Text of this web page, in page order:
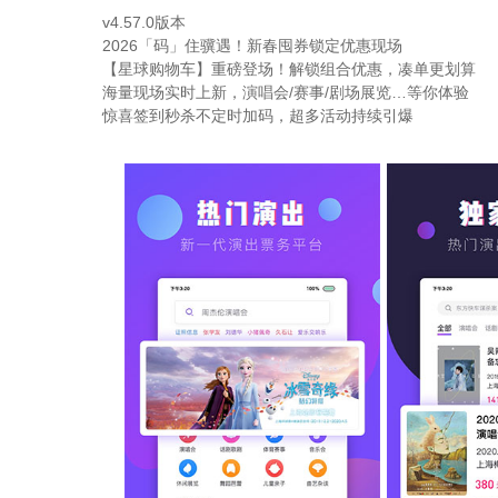
v4.57.0版本
2026「码」住骥遇！新春囤券锁定优惠现场
【星球购物车】重磅登场！解锁组合优惠，凑单更划算
海量现场实时上新，演唱会/赛事/剧场展览…等你体验
惊喜签到秒杀不定时加码，超多活动持续引爆